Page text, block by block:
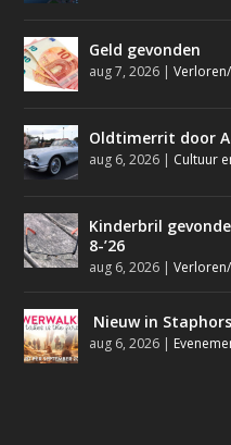
Geld gevonden
aug 7, 2026 |
Oldtimerrit door
aug 6, 2026 | Cultuur
Kinderbril
8-’26
aug 6, 2026 |
Nieuw in
aug 6, 2026 |